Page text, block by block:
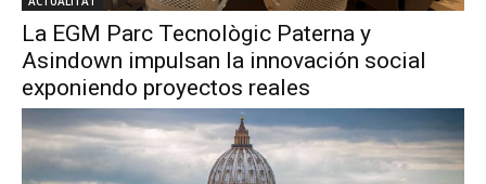
La EGM Parc Tecnològic Paterna y
Asindown impulsan la innovación social
exponiendo proyectos reales